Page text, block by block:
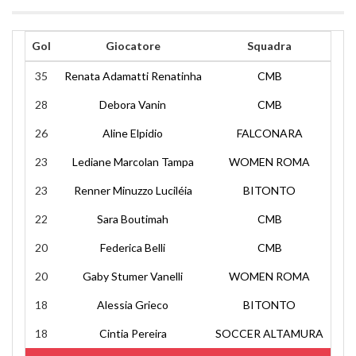
Gol Giocatore Squadra
35 Renata Adamatti Renatinha CMB
28 Debora Vanin CMB
26 Aline Elpidio FALCONARA
23 Lediane Marcolan Tampa WOMEN ROMA
23 Renner Minuzzo Luciléia BITONTO
22 Sara Boutimah CMB
20 Federica Belli CMB
20 Gaby Stumer Vanelli WOMEN ROMA
18 Alessia Grieco BITONTO
18 Cintia Pereira SOCCER ALTAMURA